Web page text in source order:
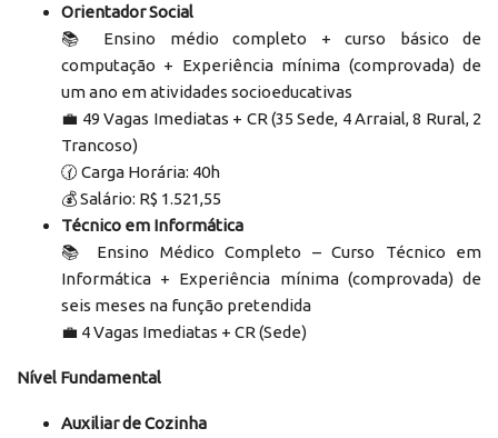
Orientador Social
📚 Ensino médio completo + curso básico de
computação + Experiência mínima (comprovada) de
um ano em atividades socioeducativas
‍💼 49 Vagas Imediatas + CR (35 Sede, 4 Arraial, 8 Rural, 2
Trancoso)
🕜 Carga Horária: 40h
💰 Salário: R$ 1.521,55
Técnico em Informática
📚 Ensino Médico Completo – Curso Técnico em
Informática + Experiência mínima (comprovada) de
seis meses na função pretendida
‍💼 4 Vagas Imediatas + CR (Sede)
Nível Fundamental
Auxiliar de Cozinha